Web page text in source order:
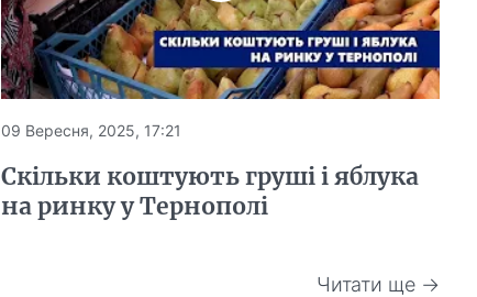
09 Вересня, 2025, 17:21
Скільки коштують груші і яблука
на ринку у Тернополі
Читати ще →